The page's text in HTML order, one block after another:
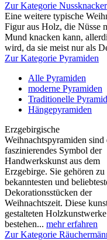
Zur Kategorie Nussknacker
Eine weitere typische
Figur aus Holz, die Nüsse
Mund knacken kann,
wird, da sie meist nur als
Zur Kategorie Pyramiden
Alle Pyramiden
moderne Pyramiden
Traditionelle
Hängepyramiden
Erzgebirgische
Weihnachtspyramiden sind
faszinierendes Symbol der
Handwerkskunst aus dem
Erzgebirge. Sie gehören zu
bekanntesten und
Dekorationsstücken der
Weihnachtszeit. Diese
gestalteten Holzkunstwerke
bestehen... mehr erfahren
Zur Kategorie